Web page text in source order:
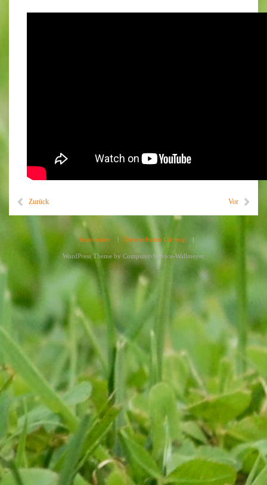
Zurück Vor
Impressum | Datenschutzerklärung |
WordPress Theme by Computer-Service-Wallmeyer